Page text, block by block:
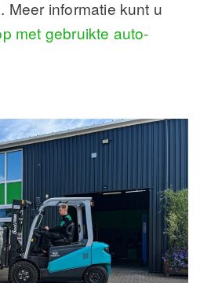
Meer informatie kunt u
met gebruikte auto-